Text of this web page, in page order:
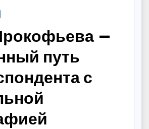
—
путь
с